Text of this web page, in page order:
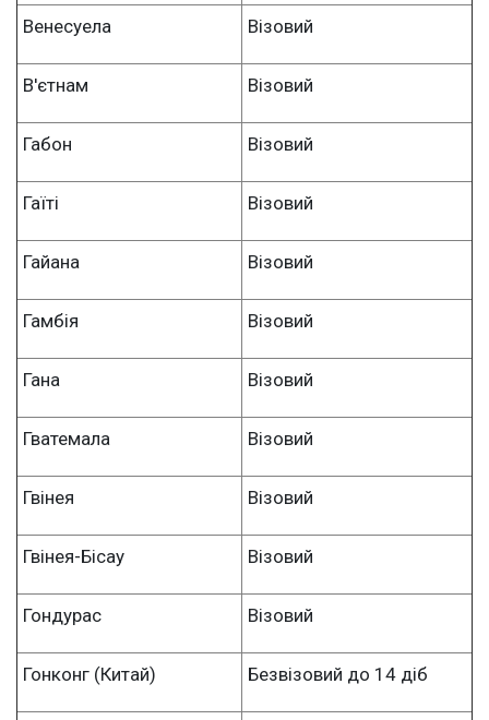
Венесуела Візовий
В'єтнам Візовий
Габон Візовий
Гаїті Візовий
Гайана Візовий
Гамбія Візовий
Гана Візовий
Гватемала Візовий
Гвінея Візовий
Гвінея-Бісау Візовий
Гондурас Візовий
Гонконг (Китай) Безвізовий до 14 діб